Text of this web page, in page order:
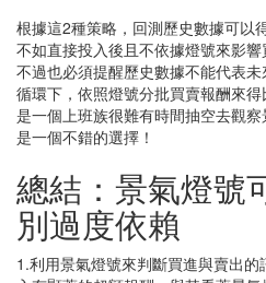
根據這2種策略，回測歷史數據可以
不如直接投入後且不依據燈號來影響
不過也必須提醒歷史數據不能代表
循環下，依照燈號分批買賣報酬來
是一個上班族很難有時間抽空去觀
是一個不錯的選擇！
總結：景氣燈號
別過度依賴
1.利用景氣燈號來判斷買進與賣出